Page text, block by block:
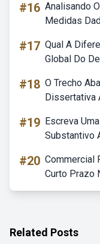
#16 Analisando
Medidas
#17 Qual A
Global Do
#18 O Trecho
Dissertativa
#19 Escreva
Substantivo
#20 Commercial
Curto Prazo
Related Posts